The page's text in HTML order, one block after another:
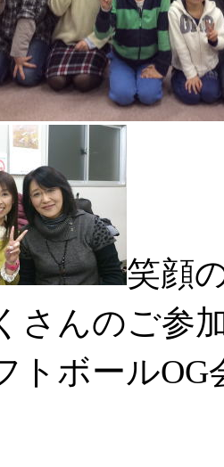
笑顔
さんのご参
トボールOG